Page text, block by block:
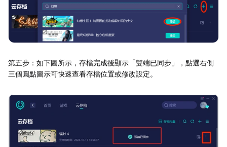
第五步：如下圖所示，存檔完成後顯示「雙端已同步」，點選右側
三個圓點圖示可快速查看存檔位置或修改設定。